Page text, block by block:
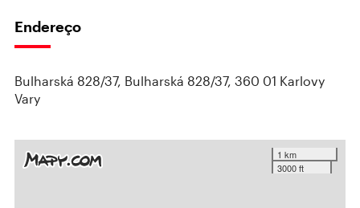
Endereço
Bulharská 828/37, Bulharská 828/37, 360 01 Karlovy
Vary
1 km
3000 ft